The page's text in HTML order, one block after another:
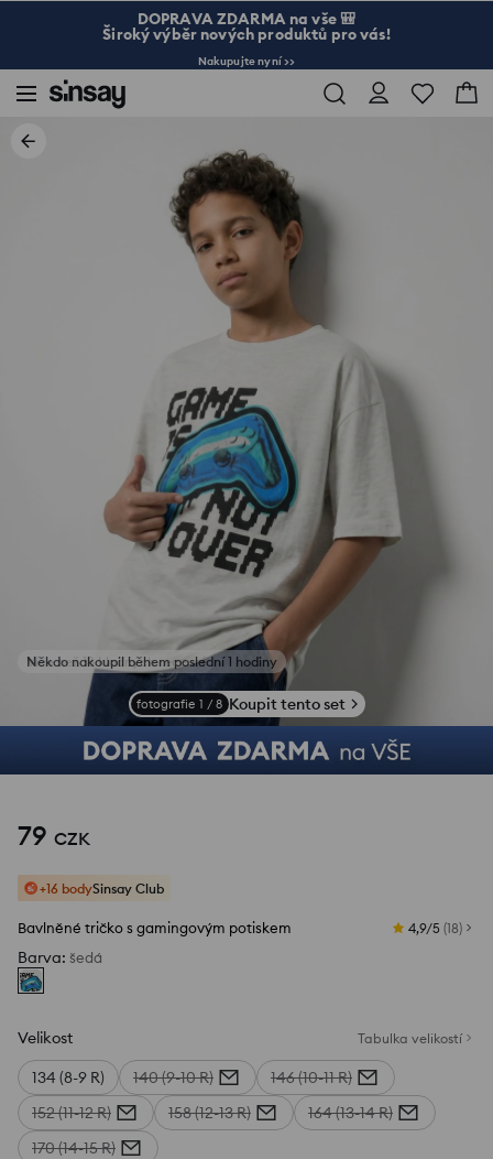
DOPRAVA ZDARMA na vše 🎒
Široký výběr nových produktů pro vás!
Nakupujte nyní >>
Někdo nakoupil během poslední 1 hodiny
fotografie 1 / 8 Koupit tento set
79 CZK
+16 bodySinsay Club
Bavlněné tričko s gamingovým potiskem 4,9/5 (18)
Barva: šedá
Velikost Tabulka velikostí
134 (8-9 R) 140 (9-10 R)
146 (10-11 R)
152 (11-12 R)
158 (12-13 R)
164 (13-14 R)
170 (14-15 R)